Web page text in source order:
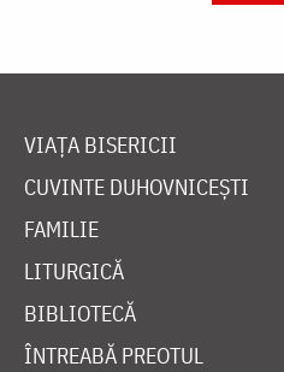
VIAȚA BISERICII
CUVINTE DUHOVNICEȘTI
FAMILIE
LITURGICĂ
BIBLIOTECĂ
ÎNTREABĂ PREOTUL